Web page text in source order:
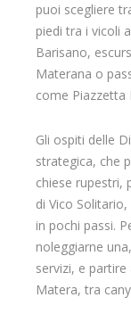
puoi scegliere
piedi tra i vicoli
Barisano,
Materana o
come Piazzetta
Gli ospiti delle
strategica, che
chiese rupestri,
di Vico
in pochi passi.
noleggiarne
servizi, e
Matera, tra